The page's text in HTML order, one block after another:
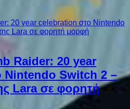
Raider: 20 year
Nintendo Switch 2 –
Lara σε φορητή